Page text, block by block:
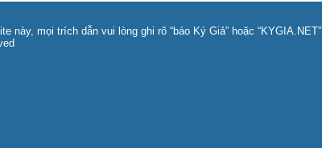
này, mọi trích dẫn vui lòng ghi rõ “báo Ký Giả” hoặc “KYGIA.NET”